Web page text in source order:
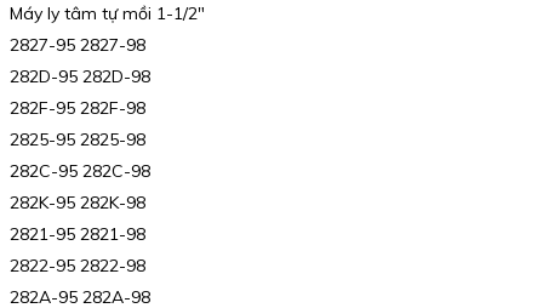
Máy ly tâm tự mồi 1-1/2″
2827-95 2827-98
282D-95 282D-98
282F-95 282F-98
2825-95 2825-98
282C-95 282C-98
282K-95 282K-98
2821-95 2821-98
2822-95 2822-98
282A-95 282A-98